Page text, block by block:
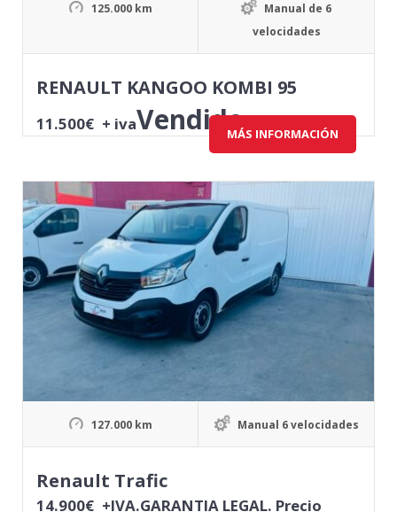
125.000 km
Manual de 6
velocidades
RENAULT KANGOO KOMBI 95
11.500€ + ivaVendidoMÁS INFORMACIÓN
127.000 km Manual 6 velocidades
Renault Trafic
14.900€ +IVA.GARANTIA LEGAL. Precio